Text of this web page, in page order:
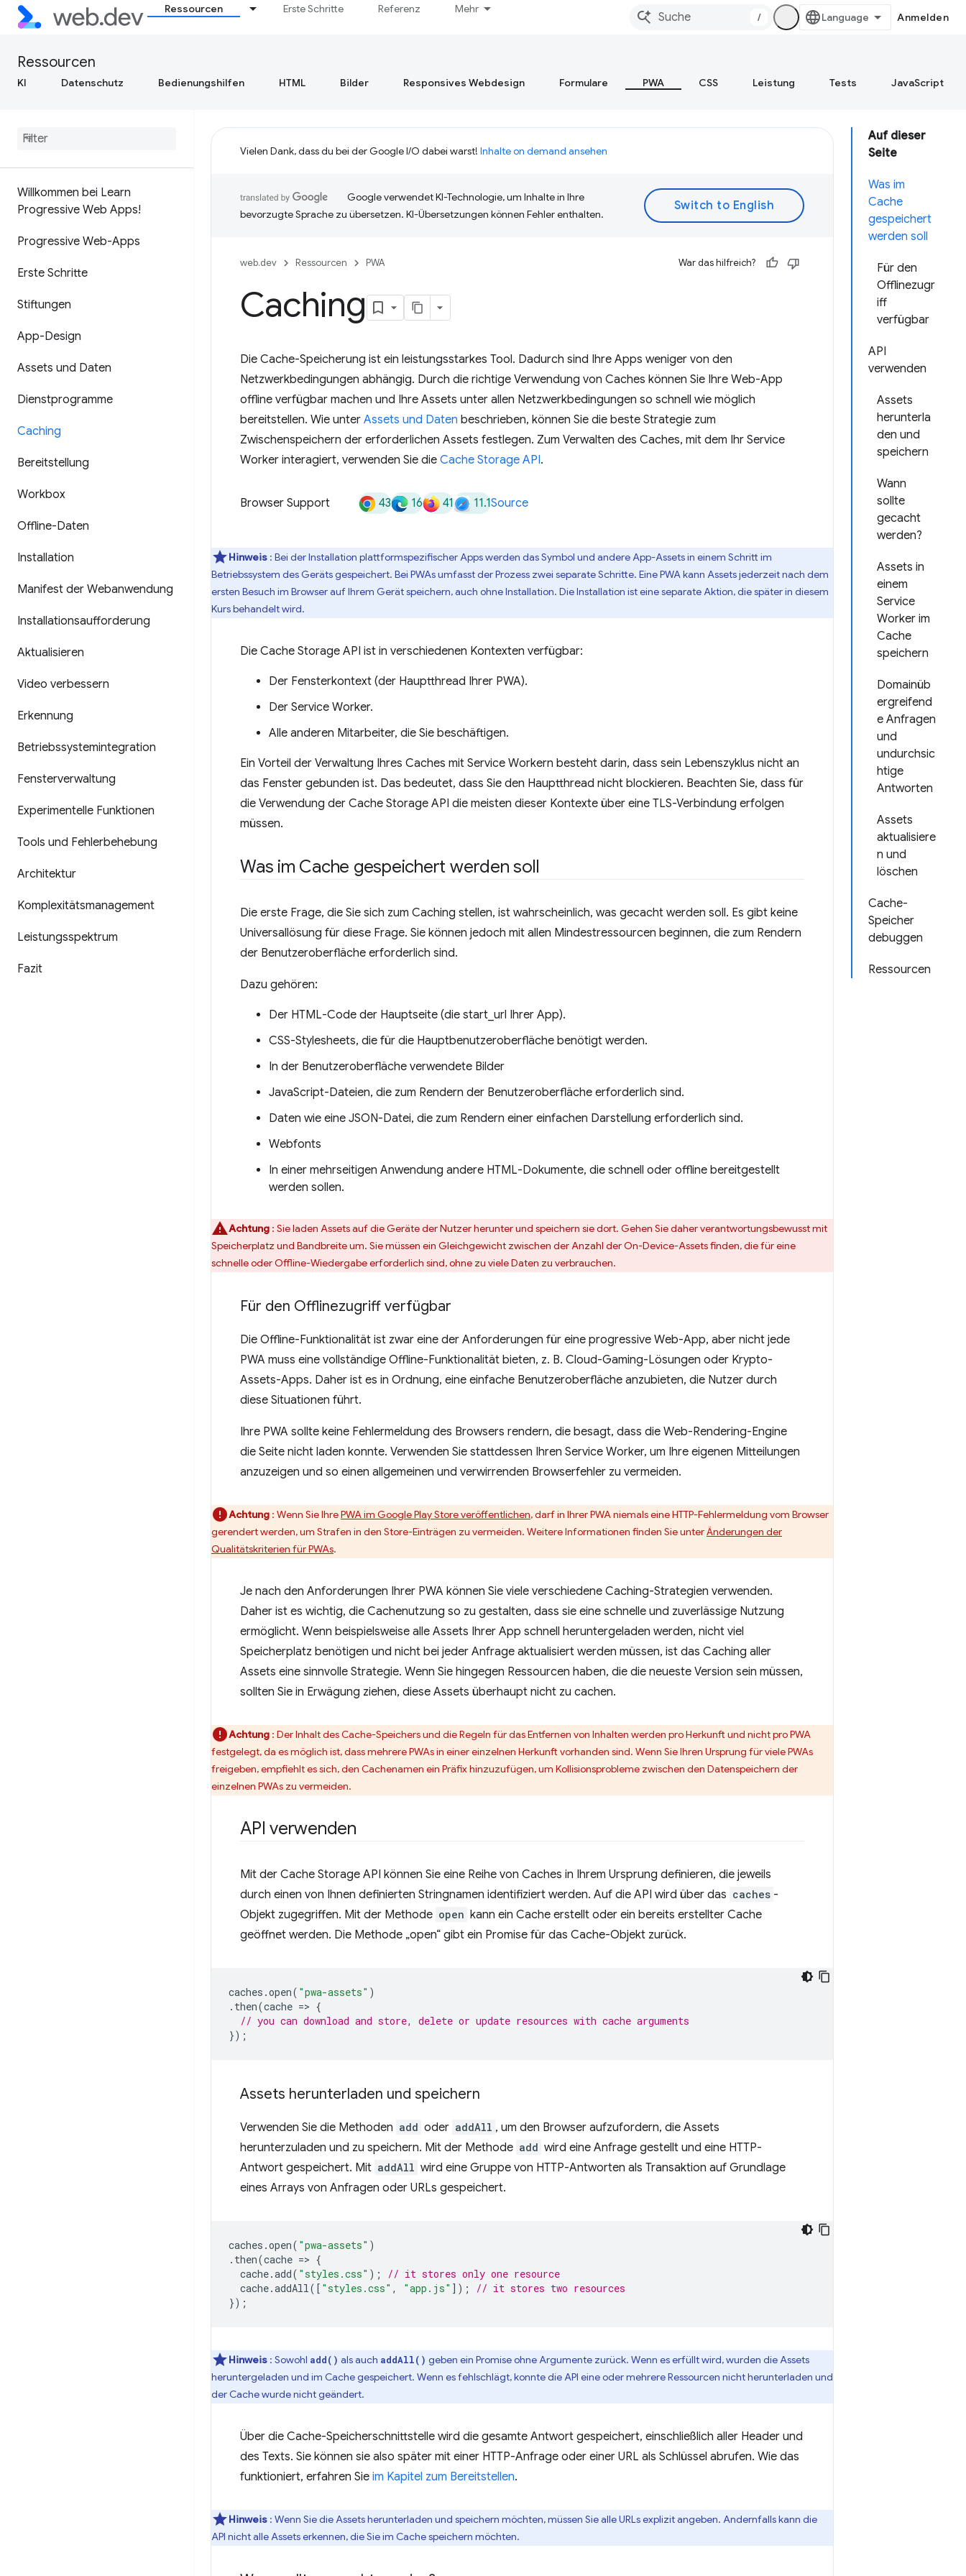
Ressourcen Erste Schritte Referenz Mehr
/ Anmelden
Ressourcen
KI Datenschutz Bedienungshilfen HTML Bilder Responsives Webdesign Formulare PWA CSS Leistung Tests JavaScript
Willkommen bei Learn
Progressive Web Apps!
Progressive Web-Apps
Erste Schritte
Stiftungen
App-Design
Assets und Daten
Dienstprogramme
Caching
Bereitstellung
Workbox
Offline-Daten
Installation
Manifest der Webanwendung
Installationsaufforderung
Aktualisieren
Video verbessern
Erkennung
Betriebssystemintegration
Fensterverwaltung
Experimentelle Funktionen
Tools und Fehlerbehebung
Architektur
Komplexitätsmanagement
Leistungsspektrum
Fazit
Auf dieser
Seite
Was im
Cache
gespeichert
werden soll
Für den
Offlinezugr
iff
verfügbar
API
verwenden
Assets
herunterla
den und
speichern
Wann
sollte
gecacht
werden?
Assets in
einem
Service
Worker im
Cache
speichern
Domainüb
ergreifend
e Anfragen
und
undurchsic
htige
Antworten
Assets
aktualisiere
n und
löschen
Cache-
Speicher
debuggen
Ressourcen
Vielen Dank, dass du bei der Google I/O dabei warst! Inhalte on demand ansehen
Google verwendet KI-Technologie, um Inhalte in Ihre
bevorzugte Sprache zu übersetzen. KI-Übersetzungen können Fehler enthalten.
web.dev Ressourcen PWA War das hilfreich?
Caching
Die Cache-Speicherung ist ein leistungsstarkes Tool. Dadurch sind Ihre Apps weniger von den
Netzwerkbedingungen abhängig. Durch die richtige Verwendung von Caches können Sie Ihre Web-App
offline verfügbar machen und Ihre Assets unter allen Netzwerkbedingungen so schnell wie möglich
bereitstellen. Wie unter Assets und Daten beschrieben, können Sie die beste Strategie zum
Zwischenspeichern der erforderlichen Assets festlegen. Zum Verwalten des Caches, mit dem Ihr Service
Worker interagiert, verwenden Sie die Cache Storage API.
Browser Support 43 16 41 11.1Source
Hinweis : Bei der Installation plattformspezifischer Apps werden das Symbol und andere App-Assets in einem Schritt im
Betriebssystem des Geräts gespeichert. Bei PWAs umfasst der Prozess zwei separate Schritte. Eine PWA kann Assets jederzeit nach dem
ersten Besuch im Browser auf Ihrem Gerät speichern, auch ohne Installation. Die Installation ist eine separate Aktion, die später in diesem
Kurs behandelt wird.
Die Cache Storage API ist in verschiedenen Kontexten verfügbar:
Der Fensterkontext (der Hauptthread Ihrer PWA).
Der Service Worker.
Alle anderen Mitarbeiter, die Sie beschäftigen.
Ein Vorteil der Verwaltung Ihres Caches mit Service Workern besteht darin, dass sein Lebenszyklus nicht an
das Fenster gebunden ist. Das bedeutet, dass Sie den Hauptthread nicht blockieren. Beachten Sie, dass für
die Verwendung der Cache Storage API die meisten dieser Kontexte über eine TLS-Verbindung erfolgen
müssen.
Was im Cache gespeichert werden soll
Die erste Frage, die Sie sich zum Caching stellen, ist wahrscheinlich, was gecacht werden soll. Es gibt keine
Universallösung für diese Frage. Sie können jedoch mit allen Mindestressourcen beginnen, die zum Rendern
der Benutzeroberfläche erforderlich sind.
Dazu gehören:
Der HTML-Code der Hauptseite (die start_url Ihrer App).
CSS-Stylesheets, die für die Hauptbenutzeroberfläche benötigt werden.
In der Benutzeroberfläche verwendete Bilder
JavaScript-Dateien, die zum Rendern der Benutzeroberfläche erforderlich sind.
Daten wie eine JSON-Datei, die zum Rendern einer einfachen Darstellung erforderlich sind.
Webfonts
In einer mehrseitigen Anwendung andere HTML-Dokumente, die schnell oder offline bereitgestellt
werden sollen.
Achtung : Sie laden Assets auf die Geräte der Nutzer herunter und speichern sie dort. Gehen Sie daher verantwortungsbewusst mit
Speicherplatz und Bandbreite um. Sie müssen ein Gleichgewicht zwischen der Anzahl der On-Device-Assets finden, die für eine
schnelle oder Offline-Wiedergabe erforderlich sind, ohne zu viele Daten zu verbrauchen.
Für den Offlinezugriff verfügbar
Die Offline-Funktionalität ist zwar eine der Anforderungen für eine progressive Web-App, aber nicht jede
PWA muss eine vollständige Offline-Funktionalität bieten, z. B. Cloud-Gaming-Lösungen oder Krypto-
Assets-Apps. Daher ist es in Ordnung, eine einfache Benutzeroberfläche anzubieten, die Nutzer durch
diese Situationen führt.
Ihre PWA sollte keine Fehlermeldung des Browsers rendern, die besagt, dass die Web-Rendering-Engine
die Seite nicht laden konnte. Verwenden Sie stattdessen Ihren Service Worker, um Ihre eigenen Mitteilungen
anzuzeigen und so einen allgemeinen und verwirrenden Browserfehler zu vermeiden.
Achtung : Wenn Sie IhrePWA im Google Play Store veröffentlichen, darf in Ihrer PWA niemals eine HTTP-Fehlermeldung vom Browser
gerendert werden, um Strafen in den Store-Einträgen zu vermeiden. Weitere Informationen finden Sie unterÄnderungen der
Qualitätskriterien für PWAs.
Je nach den Anforderungen Ihrer PWA können Sie viele verschiedene Caching-Strategien verwenden.
Daher ist es wichtig, die Cachenutzung so zu gestalten, dass sie eine schnelle und zuverlässige Nutzung
ermöglicht. Wenn beispielsweise alle Assets Ihrer App schnell heruntergeladen werden, nicht viel
Speicherplatz benötigen und nicht bei jeder Anfrage aktualisiert werden müssen, ist das Caching aller
Assets eine sinnvolle Strategie. Wenn Sie hingegen Ressourcen haben, die die neueste Version sein müssen,
sollten Sie in Erwägung ziehen, diese Assets überhaupt nicht zu cachen.
Achtung : Der Inhalt des Cache-Speichers und die Regeln für das Entfernen von Inhalten werden pro Herkunft und nicht pro PWA
festgelegt, da es möglich ist, dass mehrere PWAs in einer einzelnen Herkunft vorhanden sind. Wenn Sie Ihren Ursprung für viele PWAs
freigeben, empfiehlt es sich, den Cachenamen ein Präfix hinzuzufügen, um Kollisionsprobleme zwischen den Datenspeichern der
einzelnen PWAs zu vermeiden.
API verwenden
Mit der Cache Storage API können Sie eine Reihe von Caches in Ihrem Ursprung definieren, die jeweils
durch einen von Ihnen definierten Stringnamen identifiziert werden. Auf die API wird über das caches -
Objekt zugegriffen. Mit der Methode open kann ein Cache erstellt oder ein bereits erstellter Cache
geöffnet werden. Die Methode „open“ gibt ein Promise für das Cache-Objekt zurück.
caches .open( "pwa-assets" )
. then(cache => {
// you can download and store, delete or update resources with cache arguments
});
Assets herunterladen und speichern
Verwenden Sie die Methoden add oder addAll , um den Browser aufzufordern, die Assets
herunterzuladen und zu speichern. Mit der Methode add wird eine Anfrage gestellt und eine HTTP-
Antwort gespeichert. Mit addAll wird eine Gruppe von HTTP-Antworten als Transaktion auf Grundlage
eines Arrays von Anfragen oder URLs gespeichert.
caches .open( "pwa-assets" )
. then(cache => {
cache.add( "styles.css" );
// it stores only one resource
cache.addAll([ "styles.css" , "app.js" ]);
// it stores two resources
});
Hinweis : Sowohl add() als auch addAll() geben ein Promise ohne Argumente zurück. Wenn es erfüllt wird, wurden die Assets
heruntergeladen und im Cache gespeichert. Wenn es fehlschlägt, konnte die API eine oder mehrere Ressourcen nicht herunterladen und
der Cache wurde nicht geändert.
Über die Cache-Speicherschnittstelle wird die gesamte Antwort gespeichert, einschließlich aller Header und
des Texts. Sie können sie also später mit einer HTTP-Anfrage oder einer URL als Schlüssel abrufen. Wie das
funktioniert, erfahren Sie im Kapitel zum Bereitstellen.
Hinweis : Wenn Sie die Assets herunterladen und speichern möchten, müssen Sie alle URLs explizit angeben. Andernfalls kann die
API nicht alle Assets erkennen, die Sie im Cache speichern möchten.